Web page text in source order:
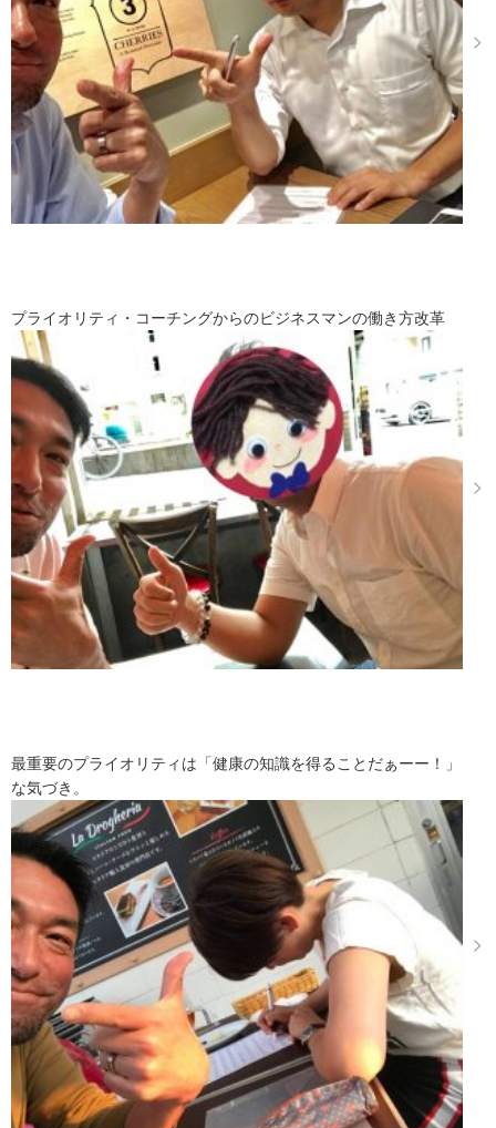
プライオリティ・コーチングからのビジネスマンの働き方改革
最重要のプライオリティは「健康の知識を得ることだぁーー！」
な気づき。